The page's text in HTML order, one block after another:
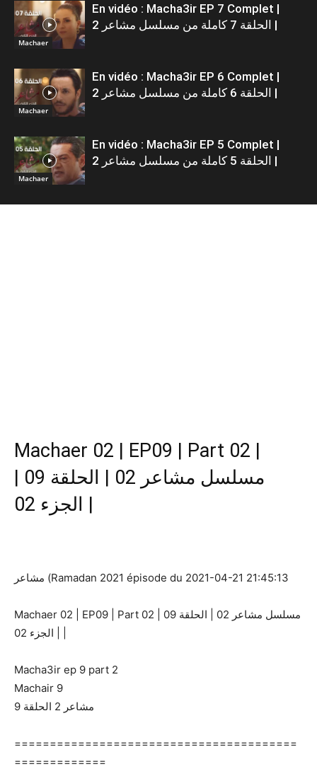
Machaer
En vidéo : Macha3ir EP 7 Complet |
الحلقة 7 كاملة من مسلسل مشاعر 2 |
Machaer
En vidéo : Macha3ir EP 6 Complet |
الحلقة 6 كاملة من مسلسل مشاعر 2 |
Machaer
En vidéo : Macha3ir EP 5 Complet |
الحلقة 5 كاملة من مسلسل مشاعر 2 |
Machaer 02 | EP09 | Part 02 |
مسلسل مشاعر 02 | الحلقة 09 |
الجزء 02 |
مشاعر (Ramadan 2021 épisode du 2021-04-21 21:45:13
Machaer 02 | EP09 | Part 02 | مسلسل مشاعر 02 | الحلقة 09
Macha3ir ep 9 part 2
Machair 9
مشاعر 2 الحلقة 9
========================================
=============